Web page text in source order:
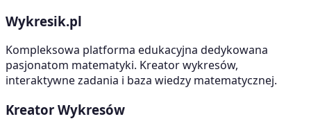
Wykresik.pl
Kompleksowa platforma edukacyjna dedykowana
pasjonatom matematyki. Kreator wykresów,
interaktywne zadania i baza wiedzy matematycznej.
Kreator Wykresów